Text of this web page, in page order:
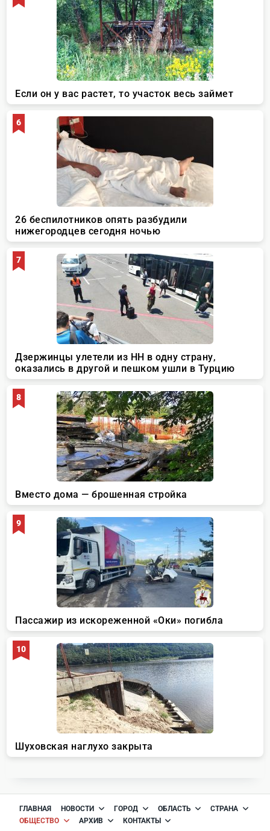
ГЛАВНАЯ НОВОСТИ ГОРОД ОБЛАСТЬ
СТРАНА
ОБЩЕСТВО
АРХИВ КОНТАКТЫ